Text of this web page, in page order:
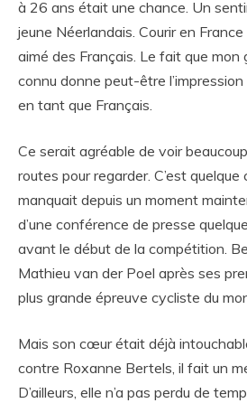
à 26 ans était une chance. Un
jeune Néerlandais. Courir en
aimé des Français. Le fait que
connu donne peut-être
en tant que Français.
Ce serait agréable de voir
routes pour regarder. C’est quelque
manquait depuis un moment
d’une conférence de presse
avant le début de la compétition.
Mathieu van der Poel après ses
plus grande épreuve cycliste du
Mais son cœur était déjà
contre Roxanne Bertels, il fait un
D’ailleurs, elle n’a pas perdu de